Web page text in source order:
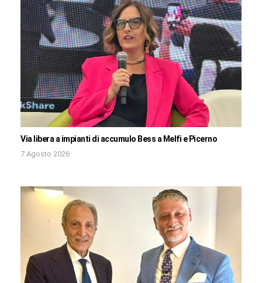
Via libera a impianti di accumulo Bess a Melfi e Picerno
7 Agosto 2026